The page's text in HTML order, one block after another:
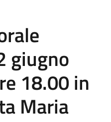
giugno
18.00 in
Maria